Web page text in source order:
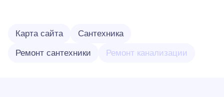
Карта сайта Сантехника
Ремонт сантехники Ремонт канализации